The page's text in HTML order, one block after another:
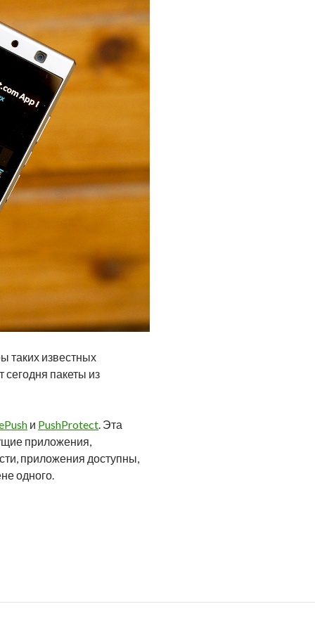
таких известных
сегодня пакеты из
и PushProtect . Эта
приложения,
приложения доступны,
одного.